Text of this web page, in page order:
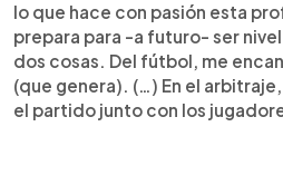
lo que hace con pasión esta
prepara para -a futuro- ser nivel
dos cosas. Del fútbol, me
(que genera). (…) En el
el partido junto con los